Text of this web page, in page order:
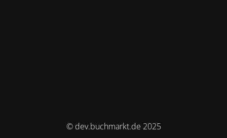
© dev.buchmarkt.de 2025